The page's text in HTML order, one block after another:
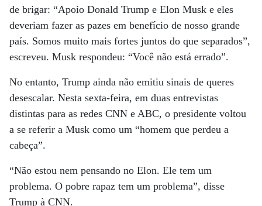
de brigar: “Apoio Donald Trump e Elon Musk e eles
deveriam fazer as pazes em benefício de nosso grande
país. Somos muito mais fortes juntos do que separados”,
escreveu. Musk respondeu: “Você não está errado”.
No entanto, Trump ainda não emitiu sinais de queres
desescalar. Nesta sexta-feira, em duas entrevistas
distintas para as redes CNN e ABC, o presidente voltou
a se referir a Musk como um “homem que perdeu a
cabeça”.
“Não estou nem pensando no Elon. Ele tem um
problema. O pobre rapaz tem um problema”, disse
Trump à CNN.